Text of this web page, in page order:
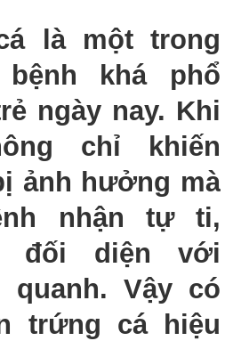
là một trong
khá phổ
ngày nay. Khi
chỉ khiến
ảnh hưởng mà
nhận tự ti,
đối diện với
quanh. Vậy có
trứng cá hiệu